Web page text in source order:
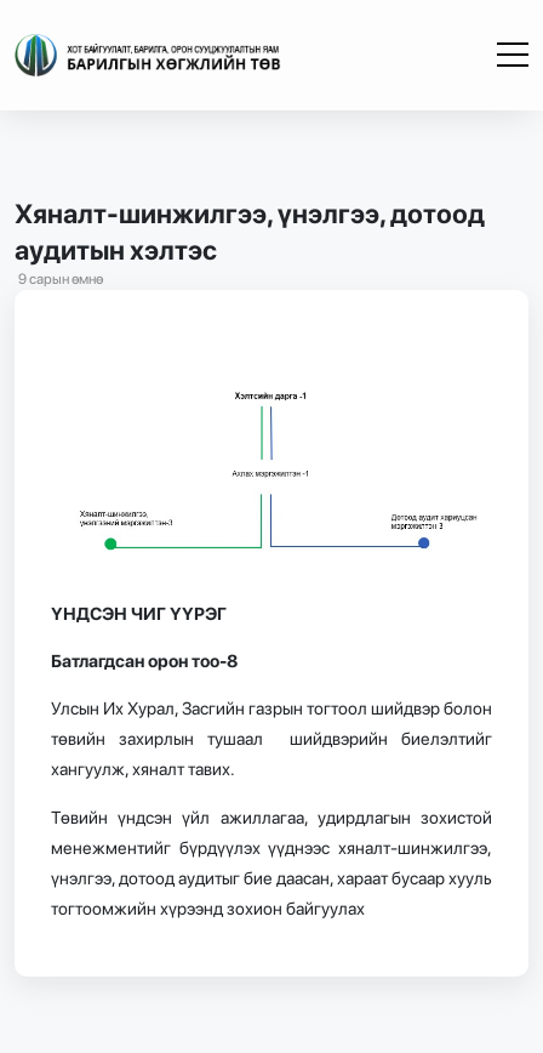
Хяналт-шинжилгээ, үнэлгээ, дотоод
аудитын хэлтэс
9 сарын өмнө
ҮНДСЭН ЧИГ ҮҮРЭГ
Батлагдсан орон тоо-8
Улсын Их Хурал, Засгийн газрын тогтоол шийдвэр болон
төвийн захирлын тушаал шийдвэрийн биелэлтийг
хангуулж, хяналт тавих.
Төвийн үндсэн үйл ажиллагаа, удирдлагын зохистой
менежментийг бүрдүүлэх үүднээс хяналт-шинжилгээ,
үнэлгээ, дотоод аудитыг бие даасан, хараат бусаар хууль
тогтоомжийн хүрээнд зохион байгуулах